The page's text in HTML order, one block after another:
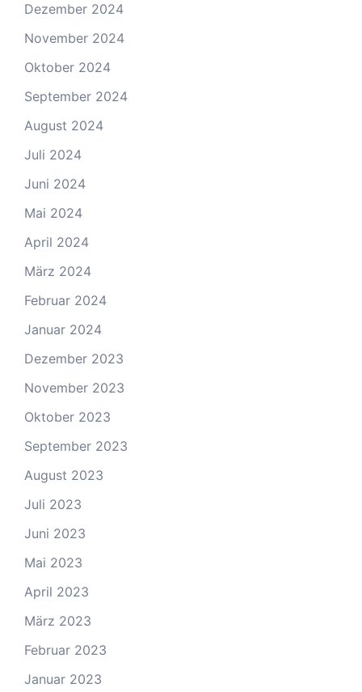
Dezember 2024
November 2024
Oktober 2024
September 2024
August 2024
Juli 2024
Juni 2024
Mai 2024
April 2024
März 2024
Februar 2024
Januar 2024
Dezember 2023
November 2023
Oktober 2023
September 2023
August 2023
Juli 2023
Juni 2023
Mai 2023
April 2023
März 2023
Februar 2023
Januar 2023